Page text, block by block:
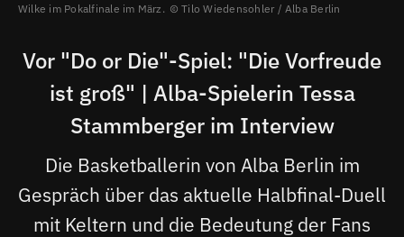
Wilke im Pokalfinale im März.
Tilo Wiedensohler / Alba Berlin
Vor "Do or Die"-Spiel: "Die Vorfreude
ist groß" | Alba-Spielerin Tessa
Stammberger im Interview
Die Basketballerin von Alba Berlin im
Gespräch über das aktuelle Halbfinal-Duell
mit Keltern und die Bedeutung der Fans